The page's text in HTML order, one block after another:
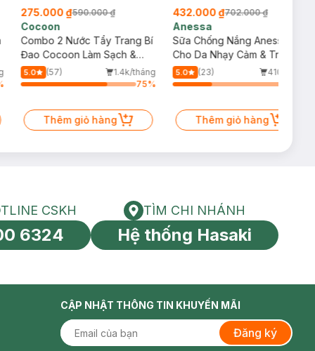
275.000 ₫590.000 ₫
Cocoon
Combo 2 Nước Tẩy Trang Bí
Đao Cocoon Làm Sạch &
Giảm Dầu 500ml
5.0 (57)
1.4k/tháng
75%
Thêm giỏ hàng
432.000 ₫702.000 ₫
Anessa
Sữa Chống Nắng Anessa
Cho Da Nhạy Cảm & Trẻ Em
60ml (Mới)
5.0 (23)
410/tháng
Thêm giỏ hàng
toàn cầu
HOTLINE CSKH
CSKH
6324
Tìm chi nhánh
TÌM CHI NHÁNH
Hệ thống Hasaki
CẬP NHẬT THÔNG TIN KHUYẾN MÃI
Đăng ký